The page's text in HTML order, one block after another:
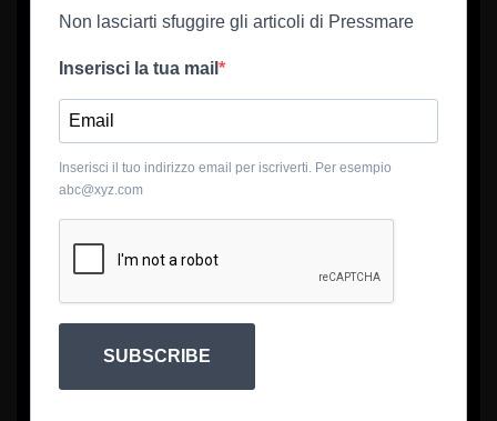
Non lasciarti sfuggire gli articoli di Pressmare
Inserisci la tua mail
Inserisci il tuo indirizzo email per iscriverti. Per esempio
abc@xyz.com
SUBSCRIBE